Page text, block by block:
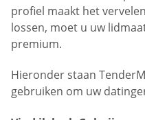
profiel maakt het
lossen, moet u uw
premium.
Hieronder staan
gebruiken om uw